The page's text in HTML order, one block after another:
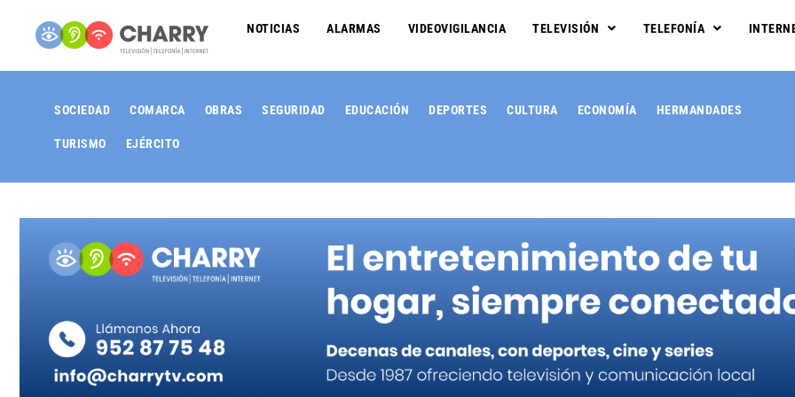
NOTICIAS ALARMAS VIDEOVIGILANCIA TELEVISIÓN TELEFONÍA
SOCIEDAD COMARCA OBRAS SEGURIDAD EDUCACIÓN DEPORTES CULTURA ECONOMÍA HERMANDADES
TURISMO EJÉRCITO